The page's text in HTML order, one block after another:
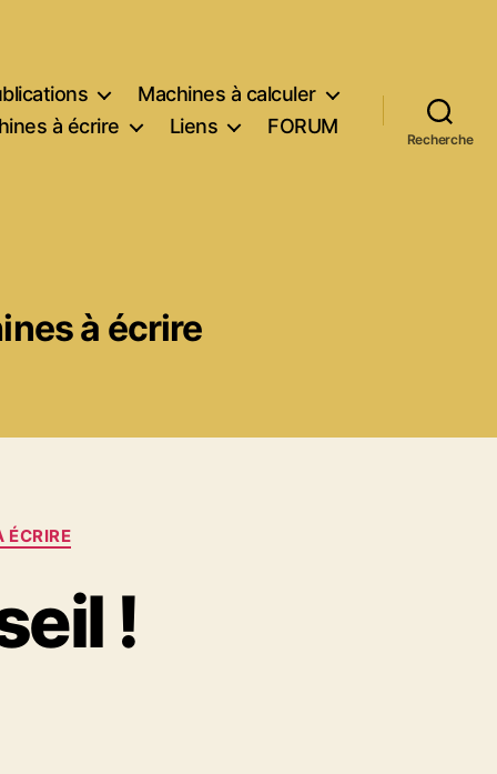
Machines à calculer
à écrire
Liens FORUM
Recherche
à écrire
ÉCRIRE
!